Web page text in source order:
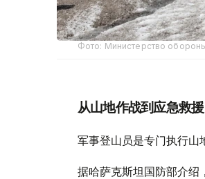
Фото: Министерство
从山地作战到应急救援
军事登山员是专门执行山
据哈萨克斯坦国防部介绍